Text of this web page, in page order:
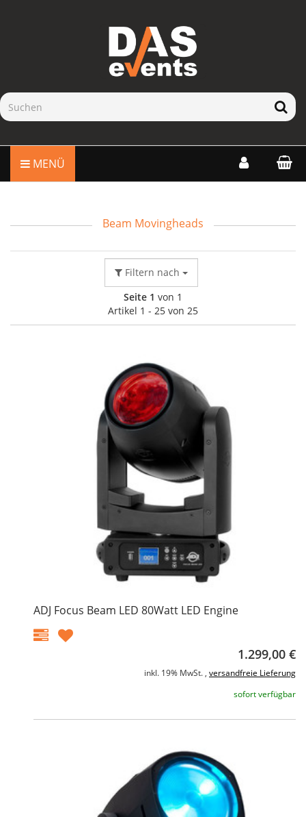
MENÜ
Beam Movingheads
Filtern nach
Seite 1 von 1
Artikel 1 - 25 von 25
ADJ Focus Beam LED 80Watt LED Engine
1.299,00 €
inkl. 19% MwSt. , versandfreie Lieferung
sofort verfügbar